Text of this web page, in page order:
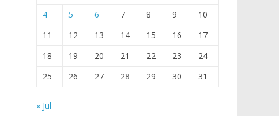
4
5 6 7 8 9
10
11
12 13 14 15 16
17
18
19 20 21 22 23
24
25
26 27 28 29 30 31
« Jul